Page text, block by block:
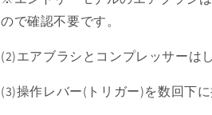
ので確認不要です。
(2)エアブラシとコンプレッサーは
(3)操作レバー(トリガー)を数回下